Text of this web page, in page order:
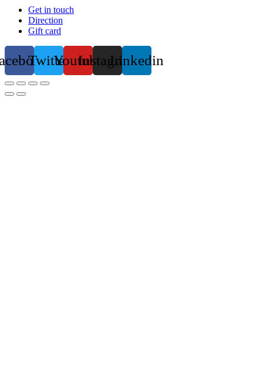
Get in touch
Direction
Gift card
TwitterYoutubeInstagramLinkedin